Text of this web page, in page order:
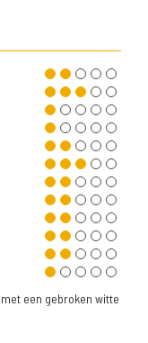
een gebroken witte